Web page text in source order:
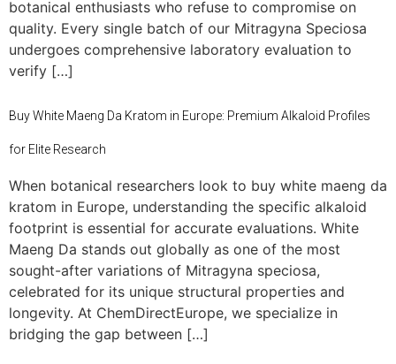
botanical enthusiasts who refuse to compromise on
quality. Every single batch of our Mitragyna Speciosa
undergoes comprehensive laboratory evaluation to
verify […]
Buy White Maeng Da Kratom in Europe: Premium Alkaloid Profiles
for Elite Research
When botanical researchers look to buy white maeng da
kratom in Europe, understanding the specific alkaloid
footprint is essential for accurate evaluations. White
Maeng Da stands out globally as one of the most
sought-after variations of Mitragyna speciosa,
celebrated for its unique structural properties and
longevity. At ChemDirectEurope, we specialize in
bridging the gap between […]